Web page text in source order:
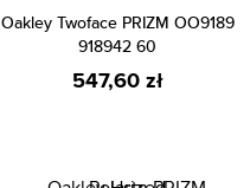
Oakley Twoface PRIZM OO9189
918942 60
547,60 zł